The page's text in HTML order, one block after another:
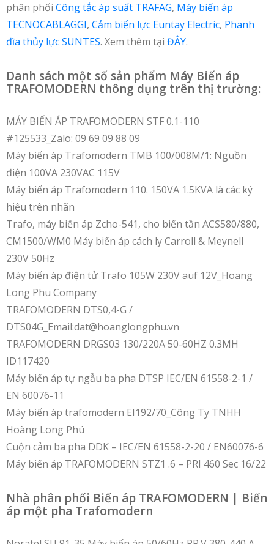
phân phối Công tắc áp suất TRAFAG, Máy biến áp
TECNOCABLAGGI, Cảm biến lực Euntay Electric, Phanh
đĩa thủy lực SUNTES. Xem thêm tại ĐÂY.
Danh sách một số sản phẩm Máy Biến áp
TRAFOMODERN thông dụng trên thị trường:
MÁY BIẾN ÁP TRAFOMODERN STF 0.1-110
#125533_Zalo: 09 69 09 88 09
Máy biến áp Trafomodern TMB 100/008M/1: Nguồn
điện 100VA 230VAC 115V
Máy biến áp Trafomodern 110. 150VA 1.5KVA là các ký
hiệu trên nhãn
Trafo, máy biến áp Zcho-541, cho biến tần ACS580/880,
CM1500/WM0 Máy biến áp cách ly Carroll & Meynell
230V 50Hz
Máy biến áp điện tử Trafo 105W 230V auf 12V_Hoang
Long Phu Company
TRAFOMODERN DTS0,4-G /
DTS04G_Email:dat@hoanglongphu.vn
TRAFOMODERN DRGS03 130/220A 50-60HZ 0.3MH
ID117420
Máy biến áp tự ngẫu ba pha DTSP IEC/EN 61558-2-1 /
EN 60076-11
Máy biến áp trafomodern EI192/70_Công Ty TNHH
Hoàng Long Phú
Cuộn cảm ba pha DDK – IEC/EN 61558-2-20 / EN60076-6
Máy biến áp TRAFOMODERN STZ1 .6 – PRI 460 Sec 16/22
Nhà phân phối Biến áp TRAFOMODERN | Biến
áp một pha Trafomodern